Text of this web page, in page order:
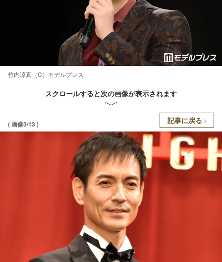
竹内涼真（C）モデルプレス
スクロールすると次の画像が表示されます
( 画像3/13 ) 記事に戻る